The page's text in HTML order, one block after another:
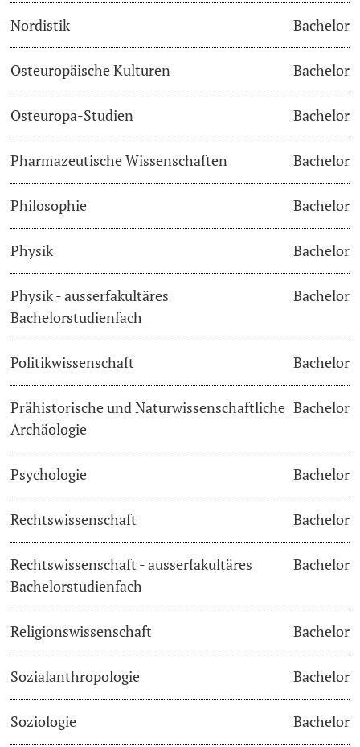
Nordistik Bachelor
Osteuropäische Kulturen Bachelor
Osteuropa-Studien Bachelor
Pharmazeutische Wissenschaften Bachelor
Philosophie Bachelor
Physik Bachelor
Physik - ausserfakultäres
Bachelorstudienfach
Bachelor
Politikwissenschaft Bachelor
Prähistorische und Naturwissenschaftliche
Archäologie
Bachelor
Psychologie Bachelor
Rechtswissenschaft Bachelor
Rechtswissenschaft - ausserfakultäres
Bachelorstudienfach
Bachelor
Religionswissenschaft Bachelor
Sozialanthropologie Bachelor
Soziologie Bachelor